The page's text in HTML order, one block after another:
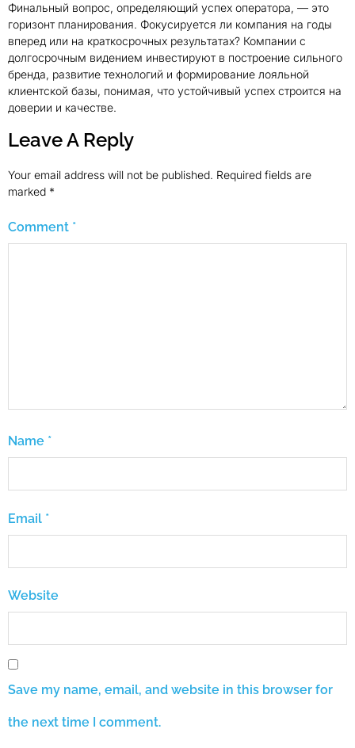
Финальный вопрос, определяющий успех оператора, — это
горизонт планирования. Фокусируется ли компания на годы
вперед или на краткосрочных результатах? Компании с
долгосрочным видением инвестируют в построение сильного
бренда, развитие технологий и формирование лояльной
клиентской базы, понимая, что устойчивый успех строится на
доверии и качестве.
Leave A Reply
Your email address will not be published. Required fields are
marked *
Comment *
Name *
Email *
Website
Save my name, email, and website in this browser for
the next time I comment.